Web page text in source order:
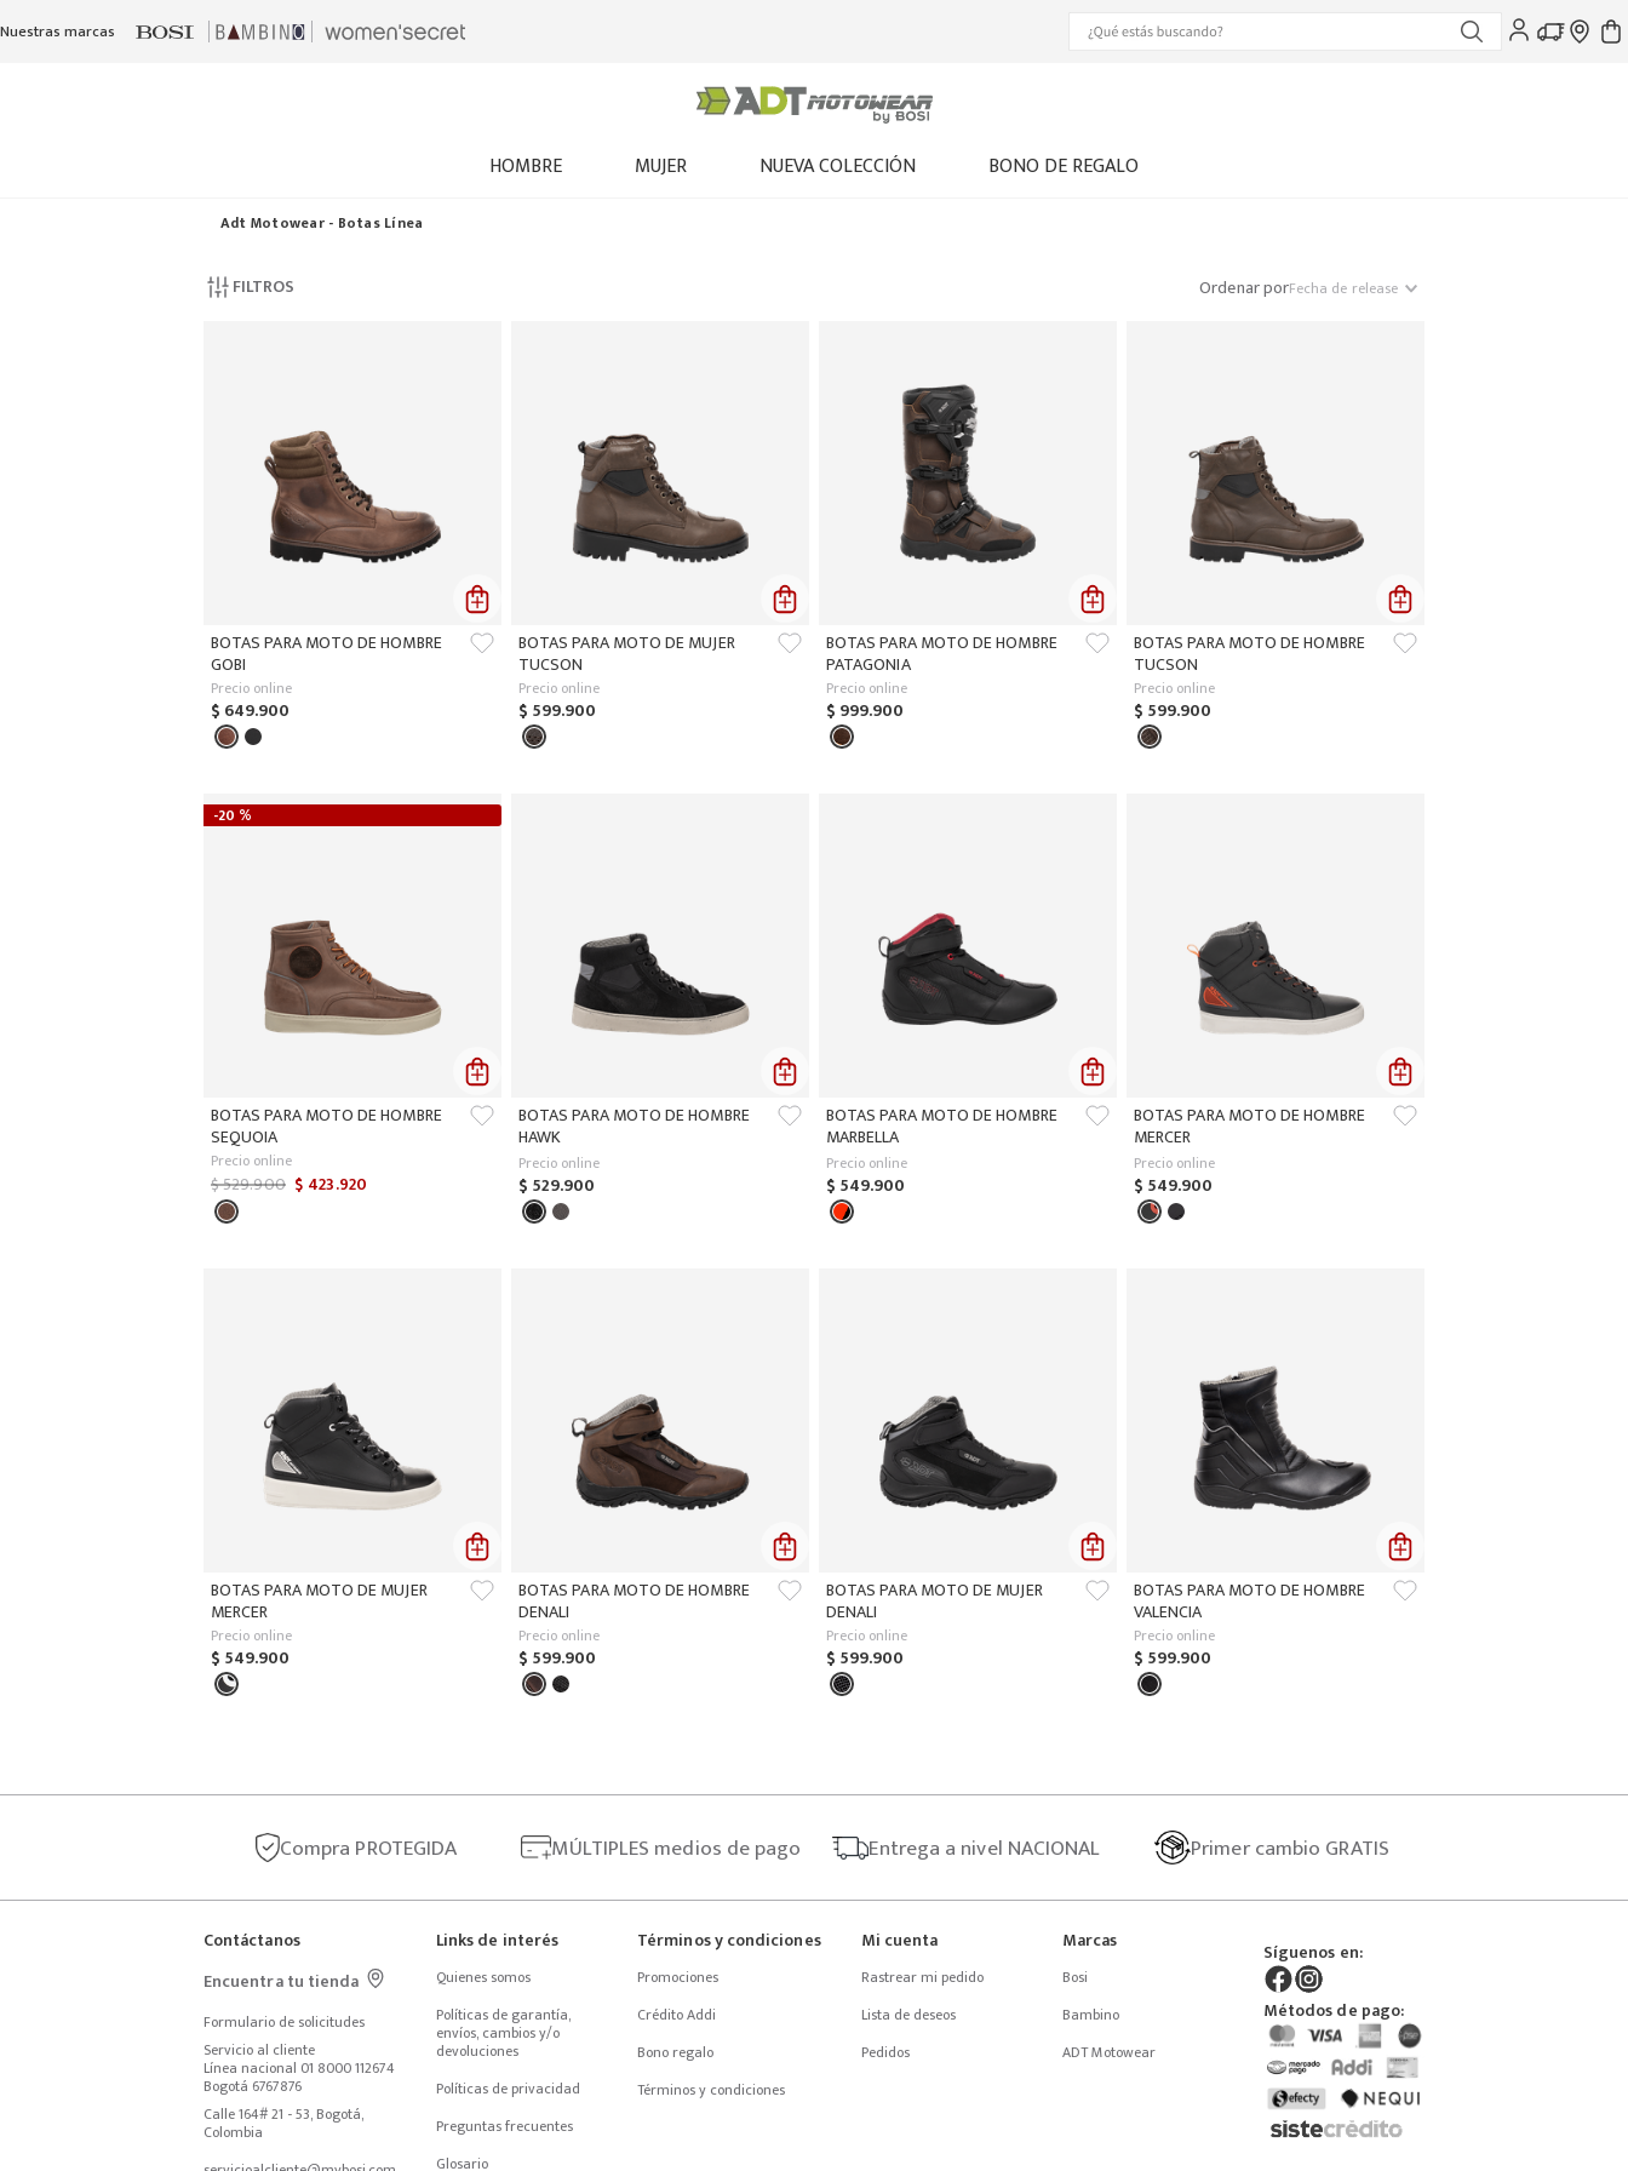
Nuestras marcas
HOMBRE MUJER NUEVA COLECCIÓN BONO DE REGALO
Adt Motowear - Botas Línea
FILTROS Ordenar porFecha de release
BOTAS PARA MOTO DE HOMBRE
GOBI
Precio online
$ 649.900
BOTAS PARA MOTO DE MUJER
TUCSON
Precio online
$ 599.900
BOTAS PARA MOTO DE HOMBRE
PATAGONIA
Precio online
$ 999.900
BOTAS PARA MOTO DE HOMBRE
TUCSON
Precio online
$ 599.900
-20 %
BOTAS PARA MOTO DE HOMBRE
SEQUOIA
Precio online
$529.900 $ 423.920
BOTAS PARA MOTO DE HOMBRE
HAWK
Precio online
$ 529.900
BOTAS PARA MOTO DE HOMBRE
MARBELLA
Precio online
$ 549.900
BOTAS PARA MOTO DE HOMBRE
MERCER
Precio online
$ 549.900
BOTAS PARA MOTO DE MUJER
MERCER
Precio online
$ 549.900
BOTAS PARA MOTO DE HOMBRE
DENALI
Precio online
$ 599.900
BOTAS PARA MOTO DE MUJER
DENALI
Precio online
$ 599.900
BOTAS PARA MOTO DE HOMBRE
VALENCIA
Precio online
$ 599.900
Compra PROTEGIDA MÚLTIPLES medios de pago Entrega a nivel NACIONAL Primercambio GRATIS
Contáctanos
Encuentra tu tienda
Formulario de solicitudes
Servicio al cliente
Línea nacional 01 8000 112674
Bogotá 6767876
Calle 164# 21 - 53, Bogotá,
Colombia
Links de interés
Quienes somos
Políticas de garantía,
envíos, cambios y/o
devoluciones
Políticas de privacidad
Preguntas frecuentes
Glosario
Términos y condiciones
Promociones
Crédito Addi
Bono regalo
Términos y condiciones
Mi cuenta
Rastrear mi pedido
Lista de deseos
Pedidos
Marcas
Bosi
Bambino
ADT Motowear
Síguenos en:
Métodos de pago: